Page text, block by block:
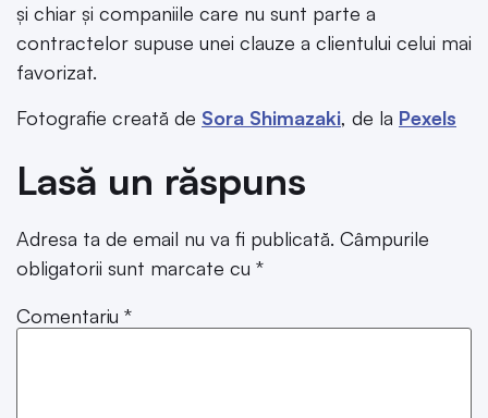
și chiar și companiile care nu sunt parte a
contractelor supuse unei clauze a clientului celui mai
favorizat.
Fotografie creată de Sora Shimazaki, de la Pexels
Lasă un răspuns
Adresa ta de email nu va fi publicată. Câmpurile
obligatorii sunt marcate cu *
Comentariu *